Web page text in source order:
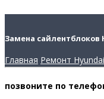
Замена сайлентблоков
Главная Ремонт Hyundai
позвоните по